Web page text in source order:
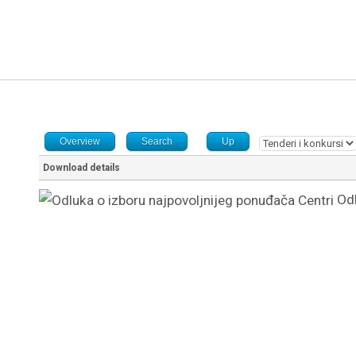
Overview Search Up
Download details